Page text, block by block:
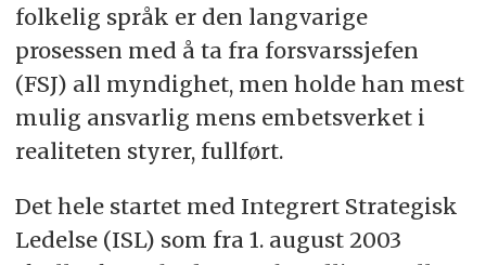
folkelig språk er den langvarige
prosessen med å ta fra forsvarssjefen
(FSJ) all myndighet, men holde han mest
mulig ansvarlig mens embetsverket i
realiteten styrer, fullført.
Det hele startet med Integrert Strategisk
Ledelse (ISL) som fra 1. august 2003